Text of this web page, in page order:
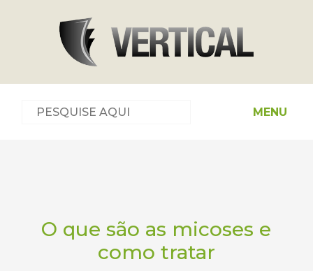
MENU
O que são as micoses e
como tratar